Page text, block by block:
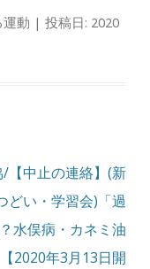
動 | 投稿日: 2020
【中止の連絡】(新
どい・学習会)「過
水俣病・カネミ油
2020年3月13日開